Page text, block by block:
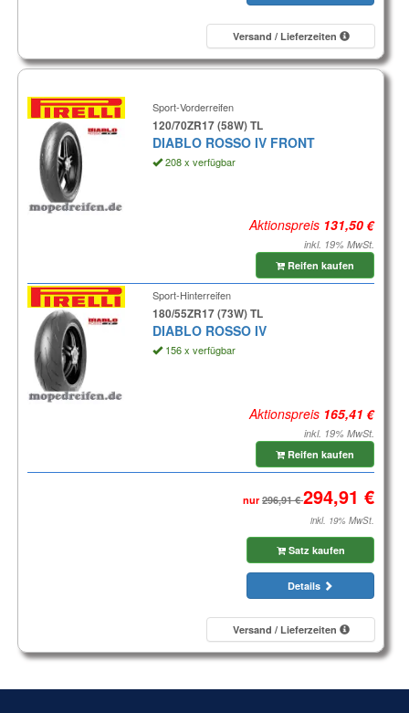
Versand / Lieferzeiten
Sport-Vorderreifen
120/70ZR17 (58W) TL
DIABLO ROSSO IV FRONT
208 x verfügbar
Aktionspreis
inkl. 19% MwSt.
Reifen kaufen
Sport-Hinterreifen
180/55ZR17 (73W) TL
DIABLO ROSSO IV
156 x verfügbar
Aktionspreis
inkl. 19% MwSt.
Reifen kaufen
nur
inkl. 19% MwSt.
Satz kaufen
Details
Versand / Lieferzeiten